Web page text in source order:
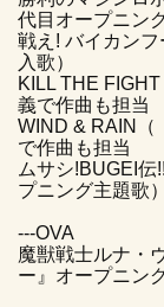
代目オープニン
戦え! バイカン
入歌）
KILL THE
義で作曲も担当
WIND & RAIN（
で作曲も担当
ムサシ!BUGEI
プニング主題歌）
---OVA
魔獣戦士ルナ・
ー』オープニン